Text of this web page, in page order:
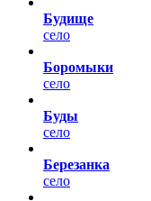
Будище
село
Боромыки
село
Буды
село
Березанка
село